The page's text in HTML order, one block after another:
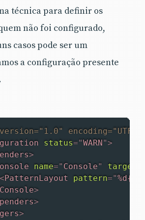
técnica para definir os
não foi configurado,
casos pode ser um
a configuração presente
encoding="UTF-
status="WARN">
>
name=" Console" target
<PatternLayout pattern="
Console>
>
>